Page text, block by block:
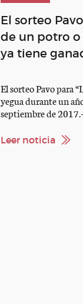
El sorteo
de un potro o
ya tiene
El sorteo Pavo para
yegua durante un
septiembre de
Coruña, ha sido el
Leer noticia